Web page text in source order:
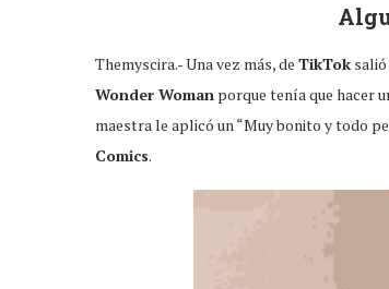
Themyscira.- Una vez más, de TikTok
Wonder Woman porque tenía que hacer
maestra le aplicó un “Muy bonito y todo
Comics.